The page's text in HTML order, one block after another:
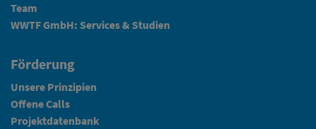
Team
WWTF GmbH: Services & Studien
Förderung
Unsere Prinzipien
Offene Calls
Projektdatenbank